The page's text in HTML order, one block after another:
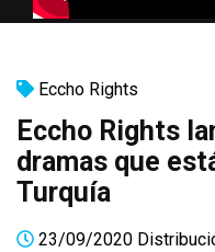
Eccho Rights
Eccho Rights
dramas que
Turquía
23/09/2020